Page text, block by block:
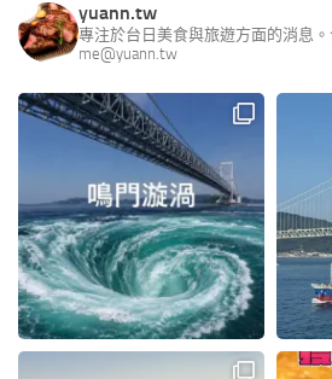
yuann.tw
專注於台日美食與旅遊方面的消息
me@yuann.tw